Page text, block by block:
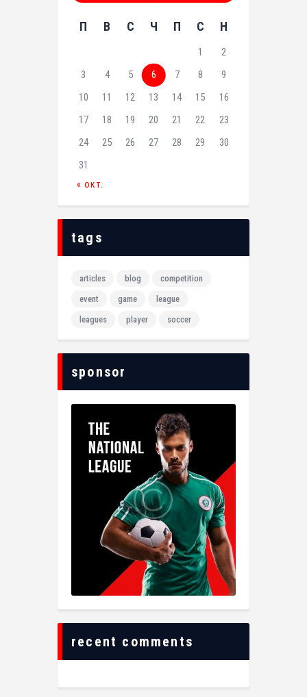
П В С Ч П С Н
1
2
3
4 5 6 7 8
9
10
11 12 13 14 15
16
17
18 19 20 21 22
23
24
25 26 27 28 29
30
31
« окт.
tags
articles blog
competition
event
game
league
leagues
player soccer
sponsor
recent comments